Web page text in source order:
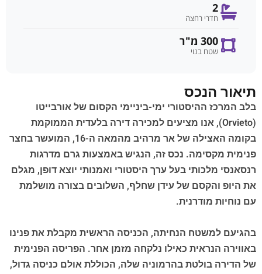
2
חדרי רחצה
300 מ"ר
שטח בנוי
תיאור הנכס
בלב המרכז ההיסטורי ימי-ביניימי הקסום של אורבייטו
(Orvieto), אנו מציעים למכירה דירה בלעדית הממוקמת
בקומה האצילה של אר מרהיב מהמאה ה-16, המועשר בחצר
פנימית מקסימה. נכס זה, הנגיש באמצעות גרם מדרגות
רנסאנסי מלכותי בעל ערך היסטורי ואמנותי יוצא דופן, מגלם
את היופ והקסם של עידן שחלף, השלובים בצורה מושלמת
עם נוחיות מודרנית.
בהגיעם למשטח הנחיתה, הכניסה הראשית מקבלת את פנינו
באווירה הנראית כאילו נלקחה מזמן אחר. הפריסה הפנימית
של הדירה בולטת בהרמוניה שלה, הכוללת אולם כניסה גדול,